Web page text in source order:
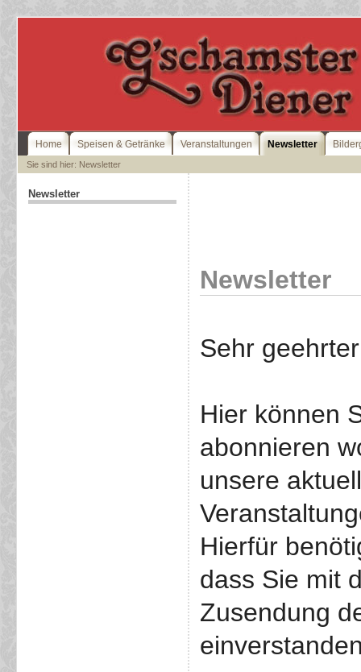
Home Speisen & Getränke Veranstaltungen Newsletter
Sie sind hier: Newsletter
Newsletter
Newsletter
Sehr
Hier können
abonnieren
unsere
Hierfür
dass Sie mit
Zusendung